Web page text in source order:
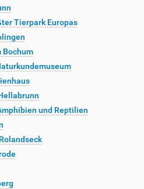
Tierpark Europas
Bochum
und Reptilien